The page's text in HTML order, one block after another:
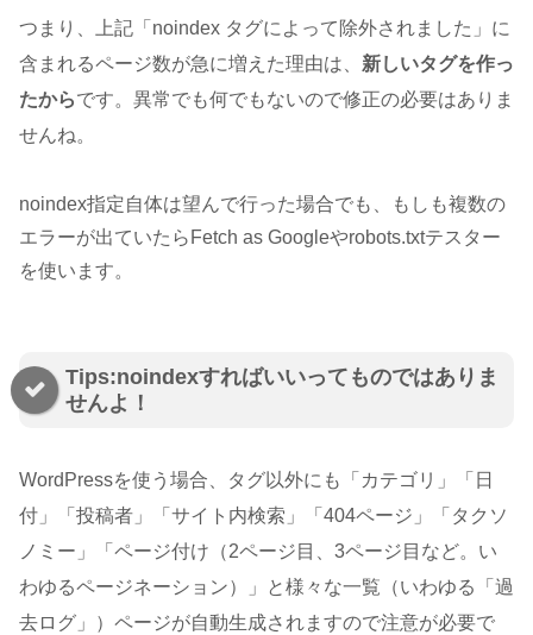
つまり、上記「noindex タグによって除外されました」に
含まれるページ数が急に増えた理由は、 新しいタグを作っ
たからです。異常でも何でもないので修正の必要はありま
せんね。
noindex指定自体は望んで行った場合でも、もしも複数の
エラーが出ていたらFetch as Googleやrobots.txtテスター
を使います。
Tips:noindexすればいいってものではありま
せんよ！
WordPressを使う場合、タグ以外にも「カテゴリ」「日
付」「投稿者」「サイト内検索」「404ページ」「タクソ
ノミー」「ページ付け（2ページ目、3ページ目など。い
わゆるページネーション）」と様々な一覧（いわゆる「過
去ログ」）ページが自動生成されますので注意が必要で